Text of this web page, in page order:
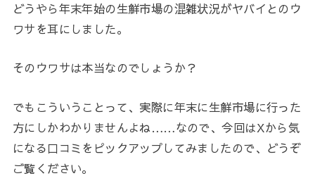
どうやら年末年始の生鮮市場の混雑状況がヤバイとのウ
ワサを耳にしました。
そのウワサは本当なのでしょうか？
でもこういうことって、実際に年末に生鮮市場に行った
方にしかわかりませんよね……なので、今回はXから気
になる口コミをピックアップしてみましたので、どうぞ
ご覧ください。